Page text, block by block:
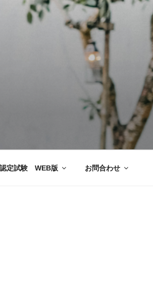
ー協会®
認定試験 WEB版 お問合わせ